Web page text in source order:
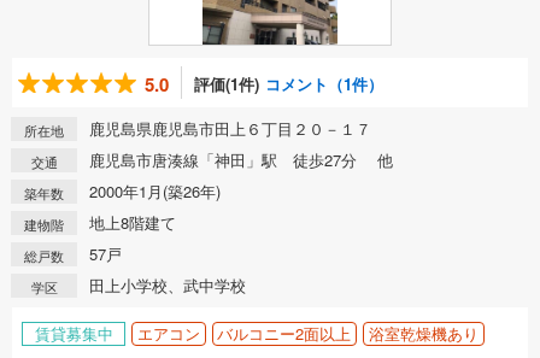
5.0 評価(1件) コメント（1件）
所在地 鹿児島県鹿児島市田上６丁目２０－１７
交通 鹿児島市唐湊線「神田」駅 徒歩27分 他
築年数 2000年1月(築26年)
建物階 地上8階建て
総戸数 57戸
学区 田上小学校、武中学校
賃貸募集中 エアコン バルコニー2面以上
浴室乾燥機あり